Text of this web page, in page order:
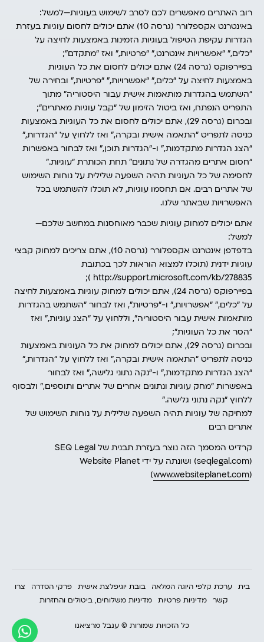
רוב האתרים מאפשרים לכם לסרב לשימוש בעוגיות—למשל:
באינטרנט אקספלורר (גרסה 10) אתם יכולים לחסום עוגיות בעזרת
הגדרות עקיפת הטיפול בעוגיות הזמינות באמצעות לחיצה על
“כלים,” “אפשרויות אינטרנט,” “פרטיות,” ואז “מתקדם”;
בפיירפוקס (גרסה 24) אתם יכולים לחסום את כל העוגיות
באמצעות לחיצה על “כלים,” “אפשרויות,” “פרטיות,” ובחירה של
“השתמש בהגדרות מותאמות אישית עבור היסטוריה” מתוך
התפריט הנפתח, ואז ביטול הזימון של “קבל עוגיות מאתרים”;
ובכרום (גרסה 29), אתם יכולים לחסום את כל העוגיות באמצעות
כניסה לתפריט “התאמה אישית ובקרה,” ואז ללחוץ על “הגדרות,”
“הצג הגדרות מתקדמות,” ו-“הגדרות תוכן,” ואז לבחור באפשרות
“חסום אתרים מהגדרה של נתונים” תחת הכותרת “עוגיות.”
לחסימה של כל העוגיות תהיה השפעה שלילית על נוחות השימוש
של אתרים רבים. אם תחסמו עוגיות, לא תוכלו להשתמש בכל
האפשרויות שבאתר שלנו.
אתם יכולים למחוק עוגיות שכבר מאוחסנות במחשב שלכם—
למשל:
בדפדפן אינטרנט אקספלורר (גרסה 10), אתם צריכים למחוק קבצי
עוגיות ידנית (תוכלו למצוא הוראות לכך בכתובת
http://support.microsoft.com/kb/278835 );
בפיירפוקס (גרסה 24), אתם יכולים למחוק עוגיות באמצעות לחיצה
על “כלים,” “אפשרויות,” ו-“פרטיות”, ואז לבחור “השתמש בהגדרות
מותאמות אישית עבור היסטוריה”, וללחוץ על “הצג עוגיות,” ואז
“הסר את כל העוגיות”;
ובכרום (גרסה 29), אתם יכולים למחוק את כל העוגיות באמצעות
כניסה לתפריט “התאמה אישית ובקרה,” ואז ללחוץ על “הגדרות,”
“הצג הגדרות מתקדמות,” ו-“נקה נתוני גלישה,” ואז לבחור
באפשרות “מחק עוגיות ונתונים אחרים של אתרים ותוספים,” ולבסוף
ללחוץ “נקה נתוני גלישה.”
למחיקה של עוגיות תהיה השפעה שלילית על נוחות השימוש של
אתרים רבים
קרדיט המסמך הזה נוצר בעזרת תבנית של SEQ Legal
(seqlegal.com) ושונתה על ידי Website Planet
(www.websiteplanet.com)
בית ערכת קלפי היוגה המלאה בובת יוגיפלצת אישית פרקי הסדרה
צרו
קשר
מדיניות פרטיות מדיניות משלוחים, ביטולים והחזרות
כל הזכויות שמורות © ענבל מרציאנו